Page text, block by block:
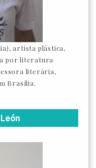
artista plástica,
por literatura
literária,
Brasília.